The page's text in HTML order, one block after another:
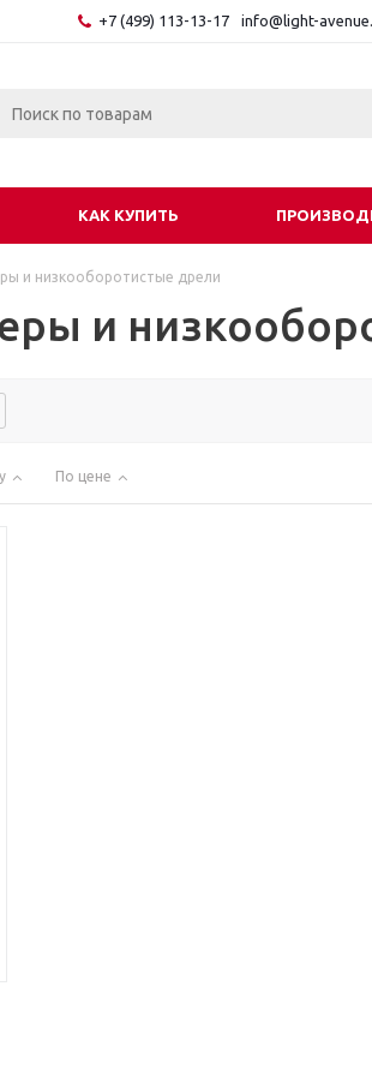
+7 (499) 113-13-17 info@light-
КАК КУПИТЬ
и низкооборотистые дрели
и
По цене